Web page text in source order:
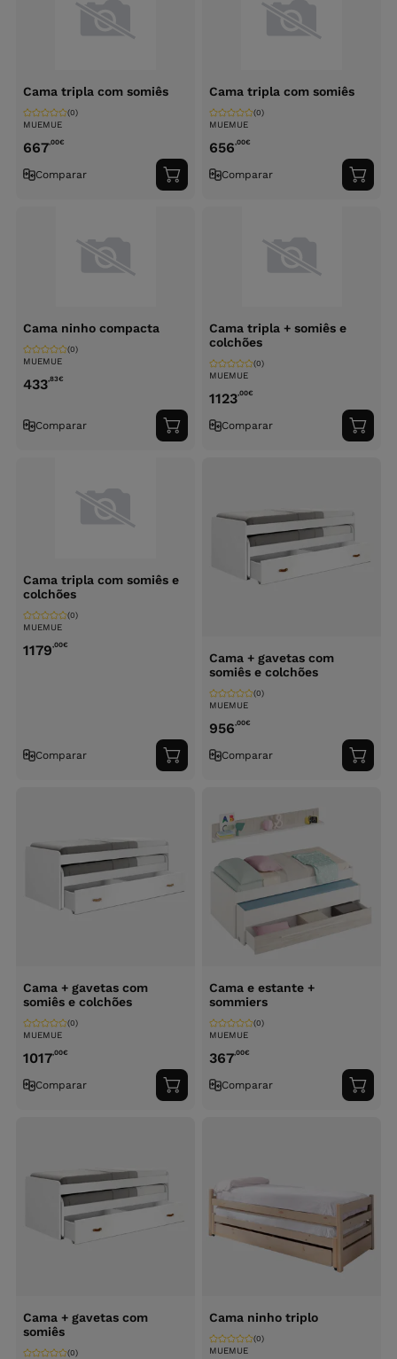
Cama tripla com somiês
MUEMUE
(0)
667 ,00€
Comparar
Adicionar
ao
Cama tripla com somiês
MUEMUE
(0)
656 ,00€
Comparar
ao
Cama ninho compacta
MUEMUE
(0)
433,83€
Comparar
Adicionar
ao
Cama tripla + somiês e
colchões
MUEMUE
(0)
1123,00€
Comparar
ao
Cama tripla com somiês e
colchões
MUEMUE
(0)
1179,00€
Comparar
Adicionar
ao
Cama + gavetas com
somiês e colchões
MUEMUE
(0)
956,00€
Comparar
ao
Cama + gavetas com
somiês e colchões
MUEMUE
(0)
1017,00€
Comparar
Adicionar
ao
Cama e estante +
sommiers
MUEMUE
(0)
367,00€
Comparar
ao
Cama + gavetas com
somiês
(0)
Cama ninho triplo
MUEMUE
(0)